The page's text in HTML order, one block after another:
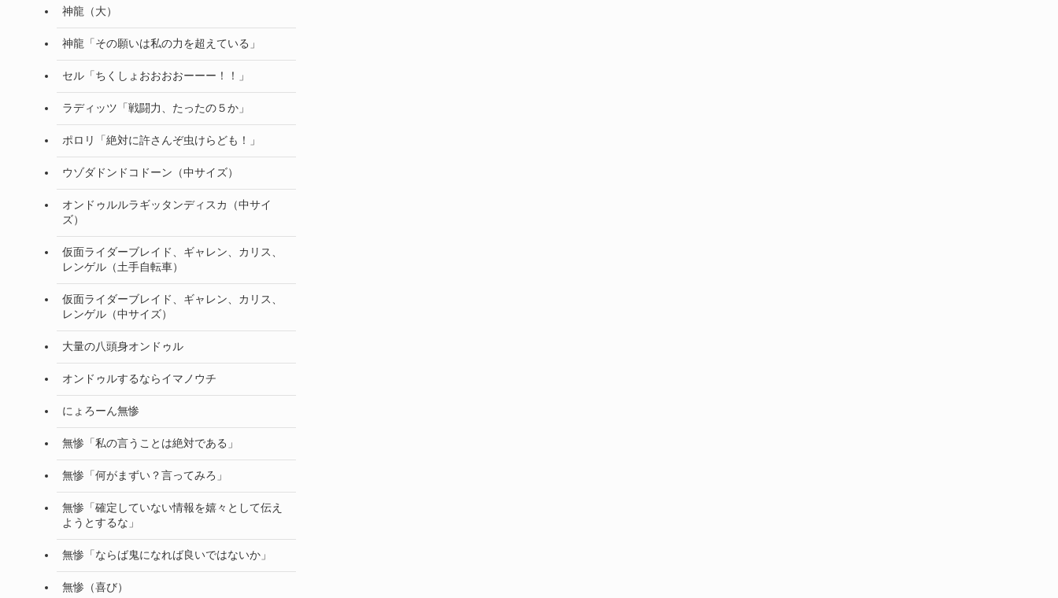
神龍（大）
神龍「その願いは私の力を超えている」
セル「ちくしょおおおおーーー！！」
ラディッツ「戦闘力、たったの５か」
ポロリ「絶対に許さんぞ虫けらども！」
ウゾダドンドコドーン（中サイズ）
オンドゥルルラギッタンディスカ（中サイ
ズ）
仮面ライダーブレイド、ギャレン、カリス、
レンゲル（土手自転車）
仮面ライダーブレイド、ギャレン、カリス、
レンゲル（中サイズ）
大量の八頭身オンドゥル
オンドゥルするならイマノウチ
にょろーん無惨
無惨「私の言うことは絶対である」
無惨「何がまずい？言ってみろ」
無惨「確定していない情報を嬉々として伝え
ようとするな」
無惨「ならば鬼になれば良いではないか」
無惨（喜び）